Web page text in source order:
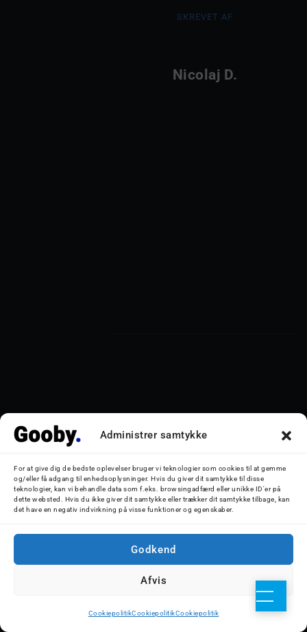
Administrer samtykke
For at give dig de bedste oplevelser bruger vi teknologier som cookies til at gemme
og/eller få adgang til enhedsoplysninger. Hvis du giver dit samtykke til disse
teknologier, kan vi behandle data som f.eks. browsingadfærd eller unikke ID'er på
dette websted. Hvis du ikke giver dit samtykke eller trækker dit samtykke tilbage, kan
det have en negativ indvirkning på visse funktioner og egenskaber.
Godkend
Afvis
CookiepolitikCookiepolitikCookiepolitik
SKREVET AF
Nicolaj D.
Andre